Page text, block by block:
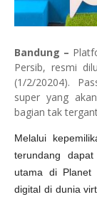
Bandung –
Persib, resmi
(1/2/20204).
super yang
bagian tak
Melalui
terundang
utama di Planet
digital di dunia